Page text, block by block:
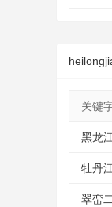
关键
黑龙
牡丹
翠峦